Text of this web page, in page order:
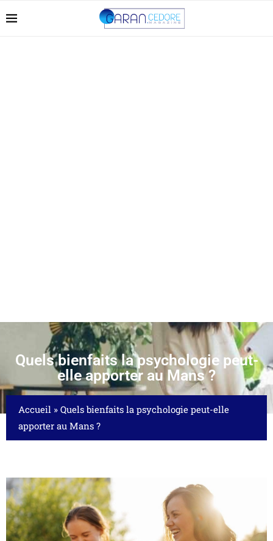
Quels bienfaits la psychologie peut-
elle apporter au Mans ?
Accueil » Quels bienfaits la psychologie peut-elle
apporter au Mans ?